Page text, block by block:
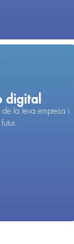
digital
la teva empresa i